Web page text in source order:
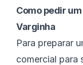
Como pedir
Varginha
Para preparar
comercial para